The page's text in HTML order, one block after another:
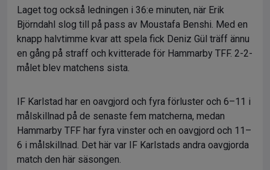
Laget tog också ledningen i 36:e minuten, när Erik
Björndahl slog till på pass av Moustafa Benshi. Med en
knapp halvtimme kvar att spela fick Deniz Gül träff ännu
en gång på straff och kvitterade för Hammarby TFF. 2-2-
målet blev matchens sista.
IF Karlstad har en oavgjord och fyra förluster och 6–11 i
målskillnad på de senaste fem matcherna, medan
Hammarby TFF har fyra vinster och en oavgjord och 11–
6 i målskillnad. Det här var IF Karlstads andra oavgjorda
match den här säsongen.